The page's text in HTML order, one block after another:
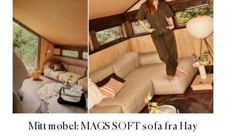
Mitt møbel: MAGS SOFT sofa fra Hay